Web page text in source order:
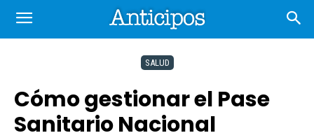
SALUD
Cómo gestionar el Pase
Sanitario Nacional